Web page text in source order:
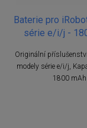
Baterie pro
série e/i/j -
Originální
modely série e/i/j,
1800 mAh